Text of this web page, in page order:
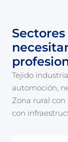
Tejido
automoción,
Zona rural
con